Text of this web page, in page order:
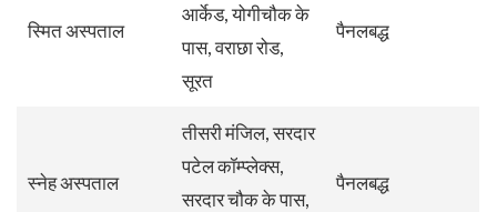
स्मित अस्पताल
आर्केड, योगीचौक के
पास, वराछा रोड,
सूरत
पैनलबद्ध
स्नेह अस्पताल
तीसरी मंजिल, सरदार
पटेल कॉम्प्लेक्स,
सरदार चौक के पास,
पैनलबद्ध